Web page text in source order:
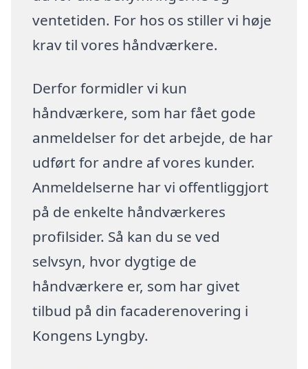
ventetiden. For hos os stiller vi høje
krav til vores håndværkere.
Derfor formidler vi kun
håndværkere, som har fået gode
anmeldelser for det arbejde, de har
udført for andre af vores kunder.
Anmeldelserne har vi offentliggjort
på de enkelte håndværkeres
profilsider. Så kan du se ved
selvsyn, hvor dygtige de
håndværkere er, som har givet
tilbud på din facaderenovering i
Kongens Lyngby.